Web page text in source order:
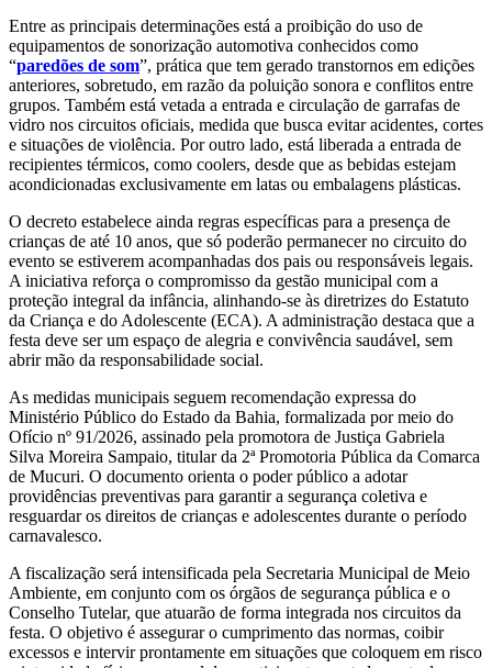
Entre as principais determinações está a proibição do uso de
equipamentos de sonorização automotiva conhecidos como
“paredões de som”, prática que tem gerado transtornos em edições
anteriores, sobretudo, em razão da poluição sonora e conflitos entre
grupos. Também está vetada a entrada e circulação de garrafas de
vidro nos circuitos oficiais, medida que busca evitar acidentes, cortes
e situações de violência. Por outro lado, está liberada a entrada de
recipientes térmicos, como coolers, desde que as bebidas estejam
acondicionadas exclusivamente em latas ou embalagens plásticas.
O decreto estabelece ainda regras específicas para a presença de
crianças de até 10 anos, que só poderão permanecer no circuito do
evento se estiverem acompanhadas dos pais ou responsáveis legais.
A iniciativa reforça o compromisso da gestão municipal com a
proteção integral da infância, alinhando-se às diretrizes do Estatuto
da Criança e do Adolescente (ECA). A administração destaca que a
festa deve ser um espaço de alegria e convivência saudável, sem
abrir mão da responsabilidade social.
As medidas municipais seguem recomendação expressa do
Ministério Público do Estado da Bahia, formalizada por meio do
Ofício nº 91/2026, assinado pela promotora de Justiça Gabriela
Silva Moreira Sampaio, titular da 2ª Promotoria Pública da Comarca
de Mucuri. O documento orienta o poder público a adotar
providências preventivas para garantir a segurança coletiva e
resguardar os direitos de crianças e adolescentes durante o período
carnavalesco.
A fiscalização será intensificada pela Secretaria Municipal de Meio
Ambiente, em conjunto com os órgãos de segurança pública e o
Conselho Tutelar, que atuarão de forma integrada nos circuitos da
festa. O objetivo é assegurar o cumprimento das normas, coibir
excessos e intervir prontamente em situações que coloquem em risco